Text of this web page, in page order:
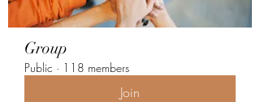
Group
Public · 118 members
Join